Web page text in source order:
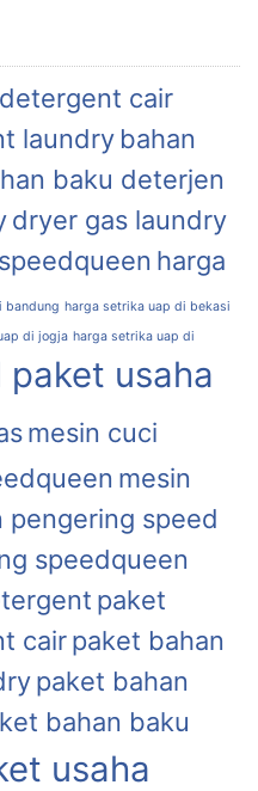
cair
laundry bahan
baku deterjen
dryer gas laundry
harga
bandung harga setrika uap di bekasi
di jogja harga setrika uap di
paket usaha
mesin cuci
mesin
pengering speed
speedqueen
paket
cairpaket bahan
paket bahan
bahan baku
usaha